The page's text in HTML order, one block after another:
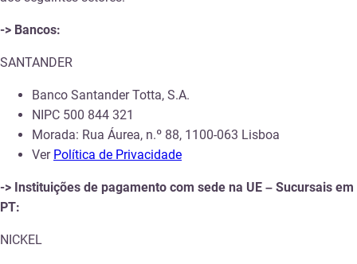
-> Bancos:
SANTANDER
Banco Santander Totta, S.A.
NIPC 500 844 321
Morada: Rua Áurea, n.º 88, 1100-063 Lisboa
Ver Política de Privacidade
-> Instituições de pagamento com sede na UE – Sucursais em
PT:
NICKEL